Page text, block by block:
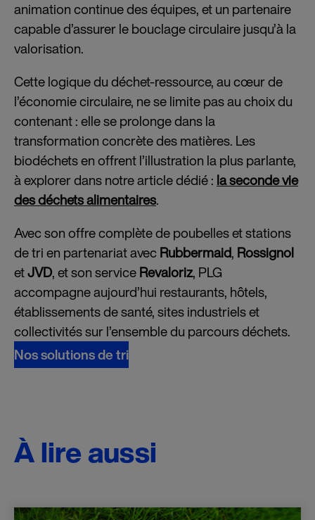
animation continue des équipes, et un partenaire
capable d’assurer le bouclage circulaire jusqu’à la
valorisation.
Cette logique du déchet-ressource, au cœur de
l’économie circulaire, ne se limite pas au choix du
contenant : elle se prolonge dans la
transformation concrète des matières. Les
biodéchets en offrent l’illustration la plus parlante,
à explorer dans notre article dédié : la seconde vie
des déchets alimentaires.
Avec son offre complète de poubelles et stations
de tri en partenariat avec Rubbermaid, Rossignol
etJVD, et son serviceRevaloriz, PLG
accompagne aujourd’hui restaurants, hôtels,
établissements de santé, sites industriels et
collectivités sur l’ensemble du parcours déchets.
Nos solutions de tri
À lire aussi